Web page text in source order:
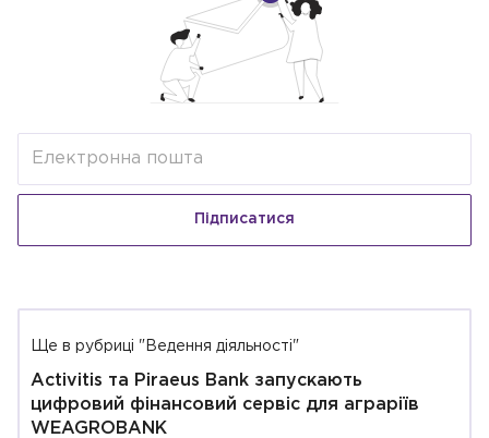
Підписатися
Ще в рубриці "Ведення діяльності"
Activitis та Piraeus Bank запускають
цифровий фінансовий сервіс для аграріїв
WEAGROBANK